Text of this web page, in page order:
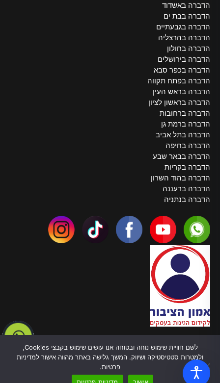
הדברה באשדוד
הדברה בבת ים
הדברה בגבעתיים
הדברה בהרצליה
הדברה בחולון
הדברה בירושלים
הדברה בכפר סבא
הדברה בפתח תקווה
הדברה בראש העין
הדברה בראשון לציון
הדברה ברחובות
הדברה ברמת גן
הדברה בתל אביב
הדברה בחיפה
הדברה בבאר שבע
הדברה בקריות
הדברה בהוד השרון
הדברה ברעננה
הדברה בנתניה
צרו קשר
טלפון:055-970-5878
כתובת: ברל כצנלסון, 82 בת ים
עובדים בכל הארץ
לשם חוויית שימוש נוחה ובטוחה אנו עושים שימוש בקבצי Cookies,
ולמטרות סטטיסטיקה ושיווק. המשך גלישה באתר מהווה אישור למדיניות
פרטיות.